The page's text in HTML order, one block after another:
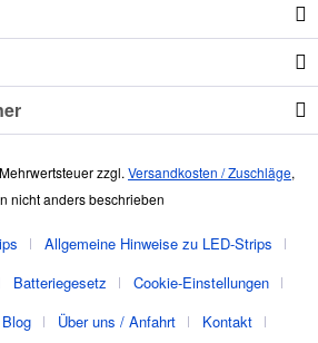
zzgl. Versandkosten / Zuschläge,
nicht anders beschrieben
Allgemeine Hinweise zu LED-Strips
Batteriegesetz
Cookie-Einstellungen
Über uns / Anfahrt
Kontakt